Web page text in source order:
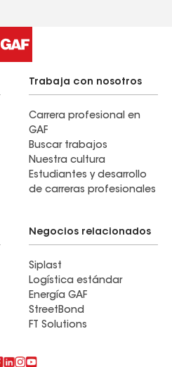
Trabaja con nosotros
Carrera profesional en
GAF
Buscar trabajos
Nuestra cultura
Estudiantes y desarrollo
de carreras profesionales
Negocios relacionados
Siplast
Logística estándar
Energía GAF
StreetBond
FT Solutions